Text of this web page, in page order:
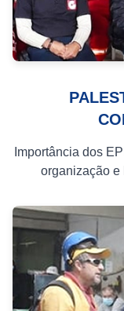
Importância dos
organização e